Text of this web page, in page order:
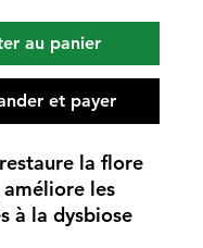
au panier
et payer
la flore
les
à la dysbiose